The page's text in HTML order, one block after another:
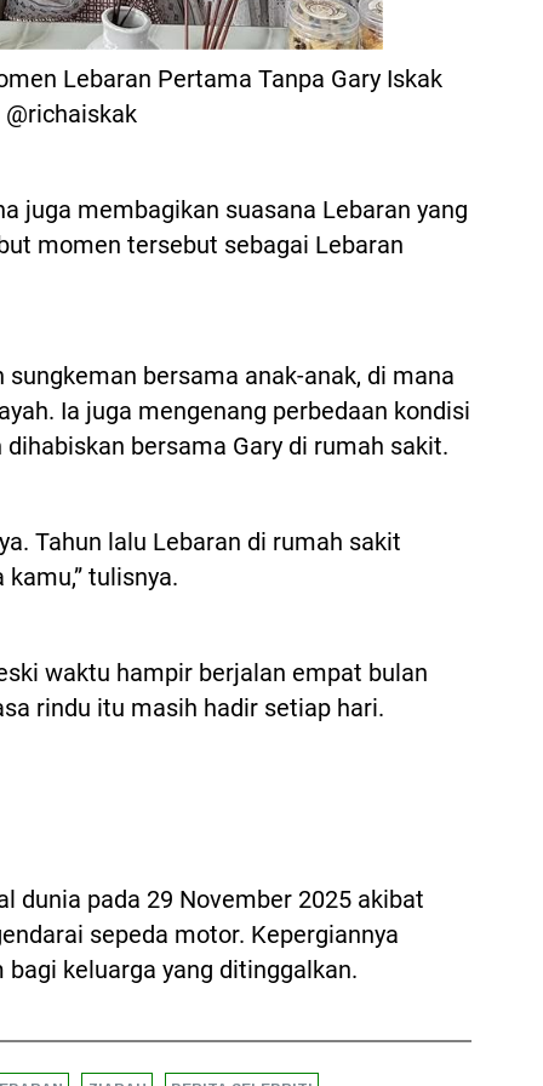
Lebaran Pertama Tanpa Gary Iskak
@richaiskak
juga membagikan suasana Lebaran yang
momen tersebut sebagai Lebaran
bersama anak-anak, di mana
Ia juga mengenang perbedaan kondisi
bersama Gary di rumah sakit.
Tahun lalu Lebaran di rumah sakit
tulisnya.
waktu hampir berjalan empat bulan
rindu itu masih hadir setiap hari.
dunia pada 29 November 2025 akibat
sepeda motor. Kepergiannya
keluarga yang ditinggalkan.